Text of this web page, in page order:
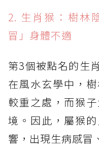
2. 生肖猴：樹林
冒」身體不適
第3個被點名的生
在風水玄學中，
較重之處，而猴
境。因此，屬猴
響，出現生病感冒